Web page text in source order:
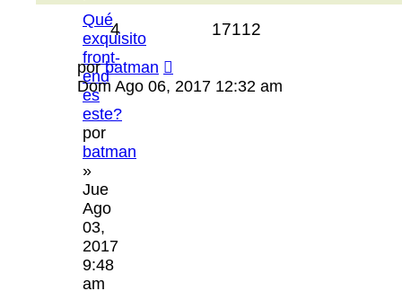
Qué
exquisito
front-
end
es
este?
por
batman
»
Jue
Ago
03,
2017
9:48
am
4 17112
porbatman
Dom Ago 06, 2017 12:32 am